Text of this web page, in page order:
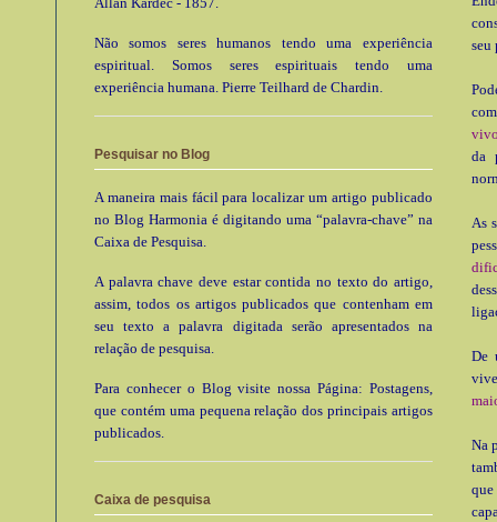
seu
da
As
De
Na
Não somos seres humanos tendo uma experiência
espiritual. Somos seres espirituais tendo uma
experiência humana. Pierre Teilhard de Chardin.
Pesquisar no Blog
A maneira mais fácil para localizar um artigo publicado
no Blog Harmonia é digitando uma “palavra-chave” na
Caixa de Pesquisa.
A palavra chave deve estar contida no texto do artigo,
assim, todos os artigos publicados que contenham em
seu texto a palavra digitada serão apresentados na
relação de pesquisa.
Para conhecer o Blog visite nossa Página: Postagens,
que contém uma pequena relação dos principais artigos
publicados.
Caixa de pesquisa